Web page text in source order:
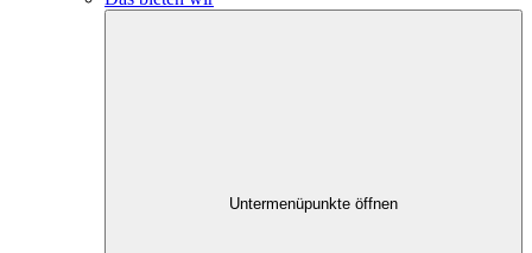
Untermenüpunkte öffnen